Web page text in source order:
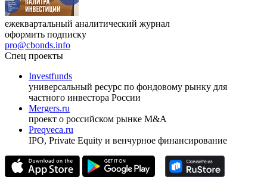
оформить подписку
pro@cbonds.info
Спец проекты
Investfunds
универсальный ресурс по фондовому рынку для
частного инвестора России
проект о российском рынке M&A
Preqveca.ru